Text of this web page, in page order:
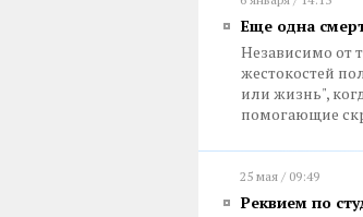
Еще одна
Независимо от
жестокостей
или жизнь",
помогающие
25 мая / 09:49
Реквием по